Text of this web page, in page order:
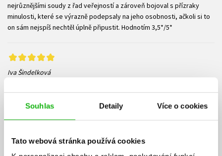
Souhlas Detaily Více o cookies
Tato webová stránka používá cookies
nejrůznějšími soudy z řad veřejností a zároveň bojoval s přízraky
minulosti, které se výrazně podepsaly na jeho osobnosti, ačkoli si to
on sám nejspíš nechtěl úplně připustit. Hodnotím 3,5*/5*
Iva Šindelková
utekl z lágru v Novákách, aby jej čekal pokud se to tak dá nazvat,
důležitější útěk a boj za to, aby se informace o holocaustu dostaly na
židů před jistou cestou na smrt. Rudolfova inteligence, jeho spojení s
Fredem Wetzlerem, odhodlání postavit se zlu, bezpočet náhod, které